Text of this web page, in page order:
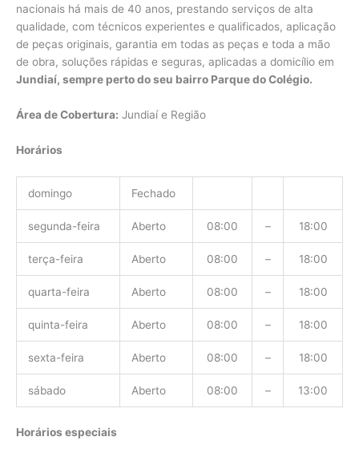
nacionais há mais de 40 anos, prestando serviços de alta
qualidade, com técnicos experientes e qualificados, aplicação
de peças originais, garantia em todas as peças e toda a mão
de obra, soluções rápidas e seguras, aplicadas a domicílio em
Jundiaí, sempre perto do seu bairro Parque do Colégio.
Área de Cobertura: Jundiaí e Região
Horários
domingo Fechado
segunda-feira Aberto 08:00 – 18:00
terça-feira Aberto 08:00 – 18:00
quarta-feira Aberto 08:00 – 18:00
quinta-feira Aberto 08:00 – 18:00
sexta-feira Aberto 08:00 – 18:00
sábado Aberto 08:00 – 13:00
Horários especiais